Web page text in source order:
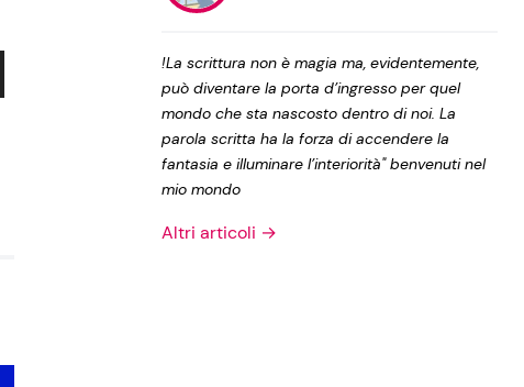
Privacy Policy
!La scrittura non è magia ma, evidentemente,
può diventare la porta d’ingresso per quel
mondo che sta nascosto dentro di noi. La
parola scritta ha la forza di accendere la
fantasia e illuminare l’interiorità" benvenuti nel
mio mondo
Altri articoli →